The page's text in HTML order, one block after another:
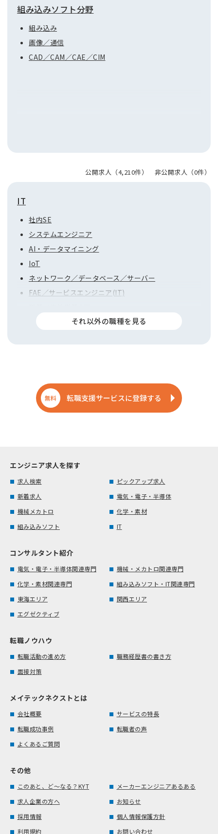
組み込みソフト分野
組み込み
画像／通信
CAD／CAM／CAE／CIM
公開求人（4,210件） 非公開求人（0件）
IT
社内SE
システムエンジニア
AI・データマイニング
IoT
ネットワーク／データベース／サーバー
FAE／サービスエンジニア(IT)
その他(IT)
無料 転職支援サービスに登録する
エンジニア求人を探す
求人検索
ピックアップ求人
新着求人
電気・電子・半導体
機械メカトロ
化学・素材
組み込みソフト
IT
コンサルタント紹介
電気・電子・半導体関連専門
機械・メカトロ関連専門
化学・素材関連専門
組み込みソフト・IT関連専門
東海エリア
関西エリア
エグゼクティブ
転職ノウハウ
転職活動の進め方
職務経歴書の書き方
面接対策
メイテックネクストとは
会社概要
サービスの特長
転職成功事例
転職者の声
よくあるご質問
その他
このあと、ど～なる？KYT
メーカーエンジニアあるある
求人企業の方へ
お知らせ
採用情報
個人情報保護方針
利用規約
お問い合わせ